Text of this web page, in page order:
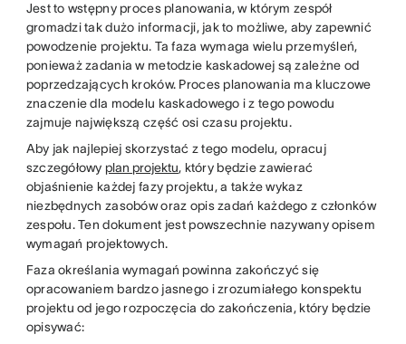
Jest to wstępny proces planowania, w którym zespół
gromadzi tak dużo informacji, jak to możliwe, aby zapewnić
powodzenie projektu. Ta faza wymaga wielu przemyśleń,
ponieważ zadania w metodzie kaskadowej są zależne od
poprzedzających kroków. Proces planowania ma kluczowe
znaczenie dla modelu kaskadowego i z tego powodu
zajmuje największą część osi czasu projektu.
Aby jak najlepiej skorzystać z tego modelu, opracuj
szczegółowy plan projektu, który będzie zawierać
objaśnienie każdej fazy projektu, a także wykaz
niezbędnych zasobów oraz opis zadań każdego z członków
zespołu. Ten dokument jest powszechnie nazywany opisem
wymagań projektowych.
Faza określania wymagań powinna zakończyć się
opracowaniem bardzo jasnego i zrozumiałego konspektu
projektu od jego rozpoczęcia do zakończenia, który będzie
opisywać: